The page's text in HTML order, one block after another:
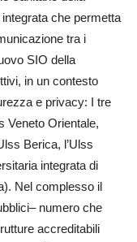
che permetta
tra i
SIO della
in un contesto
e privacy: I tre
Veneto Orientale,
Berica, l’Ulss
integrata di
Nel complesso il
numero che
accreditabili